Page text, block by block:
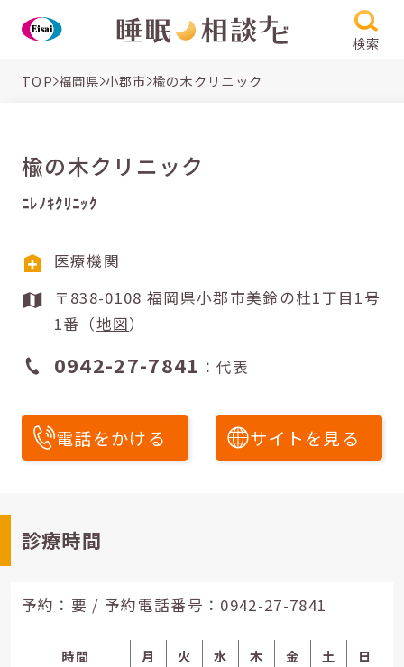
検索
TOP 福岡県 小郡市 楡の木クリニック
楡の木クリニック
ﾆﾚﾉｷｸﾘﾆｯｸ
医療機関
〒838-0108 福岡県小郡市美鈴の杜1丁目1号
1番（地図）
0942-27-7841 ：代表
電話をかける サイトを見る
診療時間
予約：要 / 予約電話番号： 0942-27-7841
時間 月 火 水 木 金 土 日